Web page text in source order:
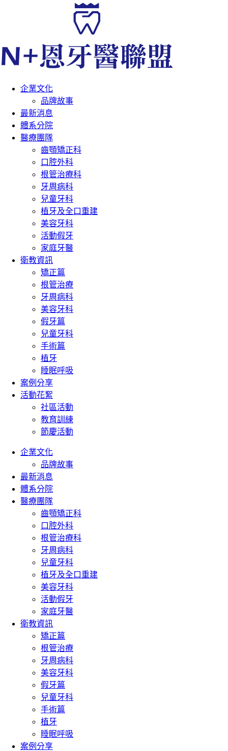
企業文化
品牌故事
最新消息
體系分院
醫療團隊
齒顎矯正科
口腔外科
根管治療科
牙周病科
兒童牙科
植牙及全口重建
美容牙科
活動假牙
家庭牙醫
衛教資訊
矯正篇
根管治療
牙周病科
美容牙科
假牙篇
兒童牙科
手術篇
植牙
睡眠呼吸
案例分享
活動花絮
社區活動
教育訓練
節慶活動
企業文化
品牌故事
最新消息
體系分院
醫療團隊
齒顎矯正科
口腔外科
根管治療科
牙周病科
兒童牙科
植牙及全口重建
美容牙科
活動假牙
家庭牙醫
衛教資訊
矯正篇
根管治療
牙周病科
美容牙科
假牙篇
兒童牙科
手術篇
植牙
睡眠呼吸
案例分享